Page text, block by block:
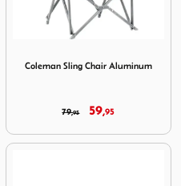
Grijs
Coleman Sling Chair Aluminum
79,95 59,95